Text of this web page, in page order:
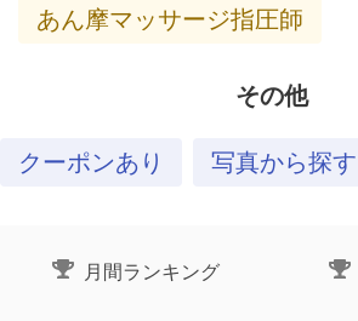
あん摩マッサージ指圧師
その他
クーポンあり 写真から探す
月間ランキング